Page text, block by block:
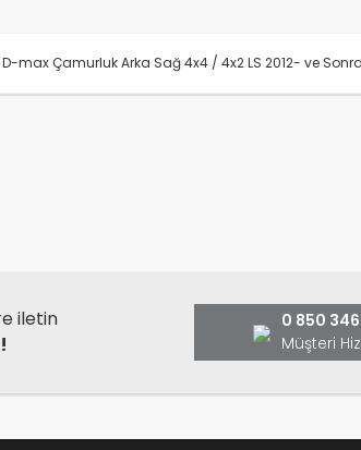
D-max Çamurluk Arka Sağ 4x4 / 4x2 LS 2012- ve
Ürün fiyatı diğer sitelerden daha pahalı.
Bu ürüne benzer farklı alternatifler olmalı.
iletin
0 850 346
Müşteri